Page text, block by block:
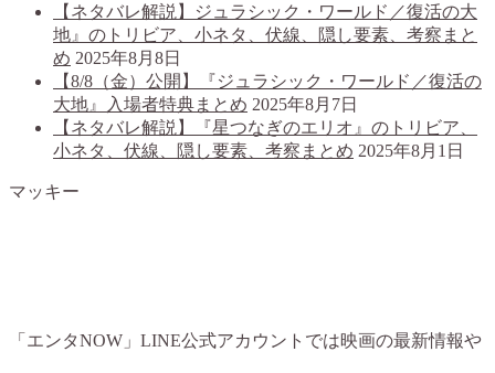
【ネタバレ解説】ジュラシック・ワールド／復活の大
地』のトリビア、小ネタ、伏線、隠し要素、考察まと
め 2025年8月8日
【8/8（金）公開】『ジュラシック・ワールド／復活の
大地』入場者特典まとめ 2025年8月7日
【ネタバレ解説】『星つなぎのエリオ』のトリビア、
小ネタ、伏線、隠し要素、考察まとめ 2025年8月1日
マッキー
「エンタNOW」LINE公式アカウントでは映画の最新情報や